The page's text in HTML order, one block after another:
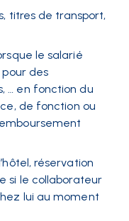
titres de transport,
le salarié
des
… en fonction du
de fonction ou
réservation
si le collaborateur
lui au moment